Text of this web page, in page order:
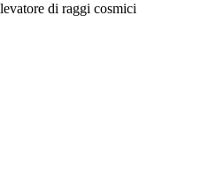
di raggi cosmici